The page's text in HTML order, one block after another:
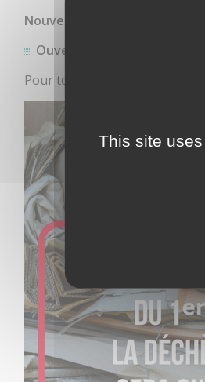
Nouveaux horaires :
Ouverture quotidienne de
Pour toute information
This site